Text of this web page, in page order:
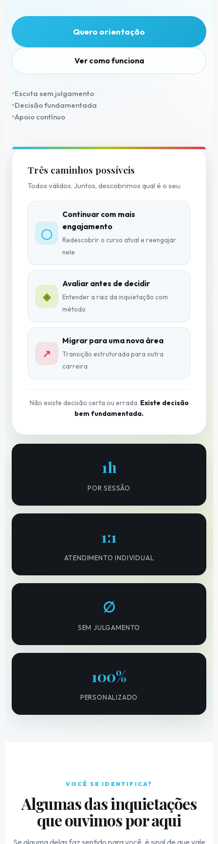
Quero orientação
Ver como funciona
Escuta sem julgamento
Decisão fundamentada
Apoio contínuo
Três caminhos possíveis
Todos válidos. Juntos, descobrimos qual é o seu.
◯
Continuar com mais
engajamento
Redescobrir o curso atual e reengajar
nele
◈
Avaliar antes de decidir
Entender a raiz da inquietação com
método
↗
Migrar para uma nova área
Transição estruturada para outra
carreira
Não existe decisão certa ou errada. Existe decisão
bem fundamentada.
1h
POR SESSÃO
1:1
ATENDIMENTO INDIVIDUAL
∅
SEM JULGAMENTO
100%
PERSONALIZADO
VOCÊ SE IDENTIFICA?
Algumas das inquietações
que ouvimos por aqui